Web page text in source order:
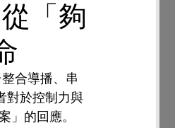
「夠
合導播、串
對於控制力與
」的回應。